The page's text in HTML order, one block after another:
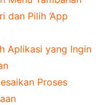
dan Pilih ‘App
Aplikasi yang Ingin
Proses